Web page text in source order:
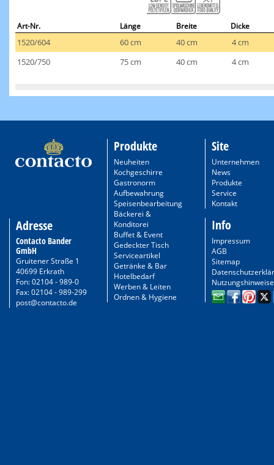
Art-Nr. Länge Breite Dicke
1520/604 60 cm 40 cm
4 cm
1520/750
75 cm 40 cm 4 cm
Adresse
Contacto Bander
GmbH
Gruitener Straße 1
40699 Erkrath
Fon: 02104 - 989-0
Fax: 02104 - 989-299
post@contacto.de
Produkte
Neuheiten
Kochgeschirre
Gastronorm
Aufbewahrung
Speisenbearbeitung
Bäckerei &
Konditorei
Buffet & Event
Gedeckter Tisch
Serviceartikel
Getränke & Bar
Hotelbedarf
Werben & Leiten
Ordnen & Hygiene
Site
Unternehmen
News
Produkte
Service
Kontakt
Info
Impressum
AGB
Sitemap
Nutzungshinweise